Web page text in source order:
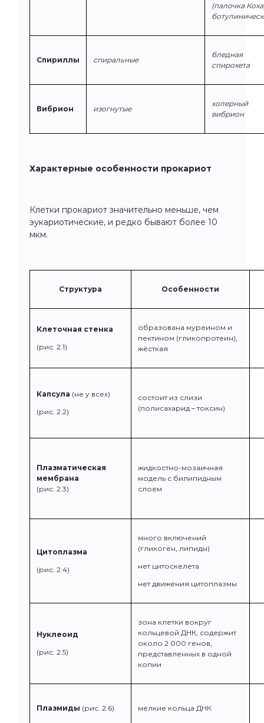
(палочка
Спириллы спиральные
бледная
спирохета
Вибрион изогнутые
холерный
вибрион
Характерные особенности прокариот
Клетки прокариот значительно меньше, чем
эукариотические, и редко бывают более 10
мкм.
Структура Особенности
Клеточная стенка
(рис. 2.1)
образована муреином и
пектином (гликопротеин),
жёсткая
Капсула (не у всех)
(рис. 2.2)
состоит из слизи
(полисахарид – токсин)
Плазматическая
мембрана
(рис. 2.3)
жидкостно-мозаичная
модель с билипидным
слоем
Цитоплазма
(рис. 2.4)
много включений
(гликоген, липиды)
нет цитоскелета
нет движения цитоплазмы
Нуклеоид
(рис. 2.5)
зона клетки вокруг
кольцевой ДНК, содержит
около 2 000 генов,
представленных в одной
копии
Плазмиды (рис. 2.6) мелкие кольца ДНК